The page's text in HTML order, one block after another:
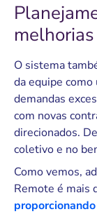
melhorias
O sistema
da equipe
demandas
com novas
direcionados.
coletivo e no
Como vemos,
Remote é mais